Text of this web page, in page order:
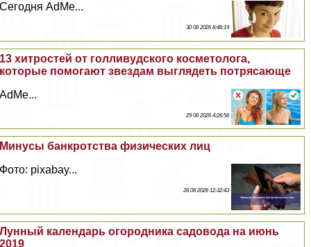
Сегодня AdMe...
30 06 2026 8:46:19
13 хитростей от голливудского косметолога,
которые помогают звездам выглядеть потрясающе
AdMe...
29 06 2026 4:26:56
Минусы банкротства физических лиц
Фото: pixabay...
28 06 2026 12:32:43
Лунный календарь огородника садовода на июнь
2019